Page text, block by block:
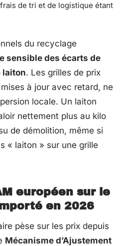
de tri et de logistique étant
du recyclage
sensible des écarts de
laiton. Les grilles de prix
à jour avec retard, ne
locale. Un laiton
nettement plus au kilo
de démolition, même si
« laiton » sur une grille
européen sur le
en 2026
pèse sur les prix depuis
Mécanisme d’Ajustement